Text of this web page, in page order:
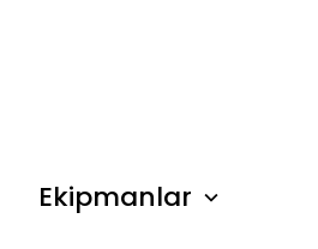
Ekipmanlar